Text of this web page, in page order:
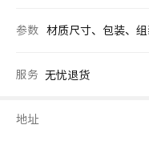
参数 材质尺寸、包装、
服务 无忧退货
地址